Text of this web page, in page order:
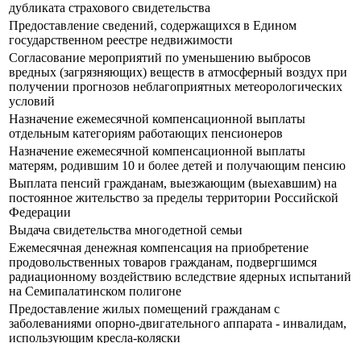
дубликата страхового свидетельства
Предоставление сведений, содержащихся в Едином
государственном реестре недвижимости
Согласование мероприятий по уменьшению выбросов
вредных (загрязняющих) веществ в атмосферный воздух при
получении прогнозов неблагоприятных метеорологических
условий
Назначение ежемесячной компенсационной выплаты
отдельным категориям работающих пенсионеров
Назначение ежемесячной компенсационной выплаты
матерям, родившим 10 и более детей и получающим пенсию
Выплата пенсий гражданам, выезжающим (выехавшим) на
постоянное жительство за пределы территории Российской
Федерации
Выдача свидетельства многодетной семьи
Ежемесячная денежная компенсация на приобретение
продовольственных товаров гражданам, подвергшимся
радиационному воздействию вследствие ядерных испытаний
на Семипалатинском полигоне
Предоставление жилых помещений гражданам с
заболеваниями опорно-двигательного аппарата - инвалидам,
использующим кресла-коляски